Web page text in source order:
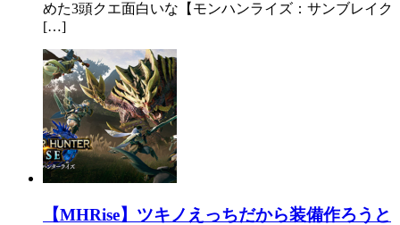
めた3頭クエ面白いな【モンハンライズ：サンブレイク
[…]
【MHRise】ツキノえっちだから装備作ろうと